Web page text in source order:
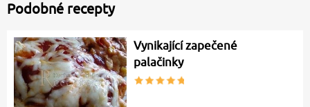
Podobné recepty
Vynikající zapečené
palačinky